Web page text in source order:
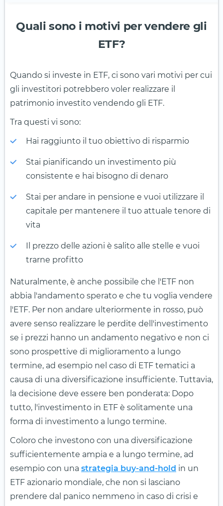
Quali sono i motivi per vendere gli
ETF?
Quando si investe in ETF, ci sono vari motivi per cui
gli investitori potrebbero voler realizzare il
patrimonio investito vendendo gli ETF.
Tra questi vi sono:
Hai raggiunto il tuo obiettivo di risparmio
Stai pianificando un investimento più
consistente e hai bisogno di denaro
Stai per andare in pensione e vuoi utilizzare il
capitale per mantenere il tuo attuale tenore di
vita
Il prezzo delle azioni è salito alle stelle e vuoi
trarne profitto
Naturalmente, è anche possibile che l'ETF non
abbia l'andamento sperato e che tu voglia vendere
l'ETF. Per non andare ulteriormente in rosso, può
avere senso realizzare le perdite dell'investimento
se i prezzi hanno un andamento negativo e non ci
sono prospettive di miglioramento a lungo
termine, ad esempio nel caso di ETF tematici a
causa di una diversificazione insufficiente. Tuttavia,
la decisione deve essere ben ponderata: Dopo
tutto, l'investimento in ETF è solitamente una
forma di investimento a lungo termine.
Coloro che investono con una diversificazione
sufficientemente ampia e a lungo termine, ad
esempio con una strategia buy-and-hold in un
ETF azionario mondiale, che non si lasciano
prendere dal panico nemmeno in caso di crisi e